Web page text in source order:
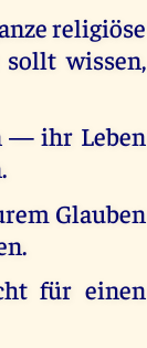
religiöse
wissen,
— ihr Leben
Glauben
für einen